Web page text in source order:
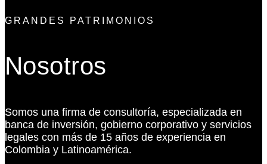
GRANDES PATRIMONIOS
Nosotros
Somos una firma de consultoría, especializada en
banca de inversión, gobierno corporativo y servicios
legales con más de 15 años de experiencia en
Colombia y Latinoamérica.